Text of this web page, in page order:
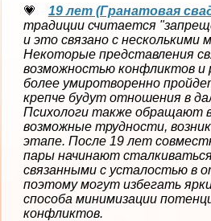
19 лет (Гранатовая
традиции считается
и это связано с несколькими
Некоторые представления
возможностью конфликтов и
более умиротворенно
крепче будут отношения в
Психологи также обращают
возможные трудности,
этапе. После 19 лет
пары начинают
связанными с усталостью в
поэтому могут избегать
способа минимизации
конфликтов.